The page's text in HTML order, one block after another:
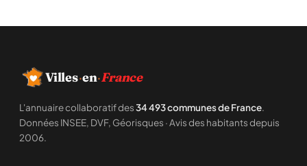
Villes·en·France
L'annuaire collaboratif des34 493 communes de France.
Données INSEE, DVF, Géorisques · Avis des habitants depuis
2006.